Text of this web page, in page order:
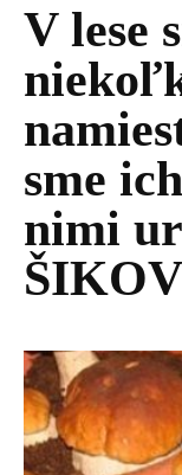
V lese
sme
nimi